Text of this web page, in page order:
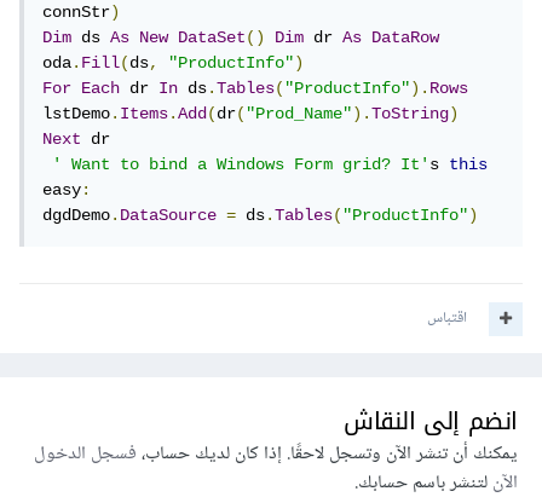
connStr)
Dim ds As New DataSet() Dim dr As
DataRow
oda.Fill(ds, "ProductInfo")
For
Each dr In ds.Tables("ProductInfo").Rows
lstDemo.Items.Add(dr("Prod_Name").ToString)
Next
dr
' Want to bind a Windows Form grid? It's this
easy:
dgdDemo.DataSource = ds.Tables("ProductInfo")
اقتباس
انضم إلى النقاش
يمكنك أن تنشر الآن وتسجل لاحقًا. إذا كان لديك حساب،فسجل الدخول
الآنلتنشر باسم حسابك.